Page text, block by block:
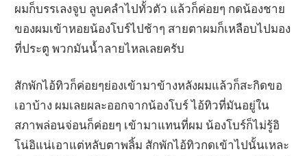
ผมก็บรรเลงจูบ ลูบคลำไปทั้วตัว แล้วก็ค่อยๆ กดน้องชาย
ของผมเข้าหอยน้องโบร์ไปช้าๆ สายตาผมก็เหลือบไปมอง
ที่ประตู พวกมันน้ำลายไหลเลยครับ
สักพักไอ้ทิวก็ค่อยๆย่องเข้ามาข้างหลังผมแล้วก็สะกิดขอ
เอาบ้าง ผมเลยผละออกจากน้องโบร์ ไอ้ทิวที่มันอยู่ใน
สภาพล่อนจ่อนก็ค่อยๆ เข้ามาแทนที่ผม น้องโบร์ก็ไม่รู้อิ
โน่อิแน่เอาแต่หลับตาพลิ้ม สักพักไอ้ทิวกดเข้าไปนั้นเหละ